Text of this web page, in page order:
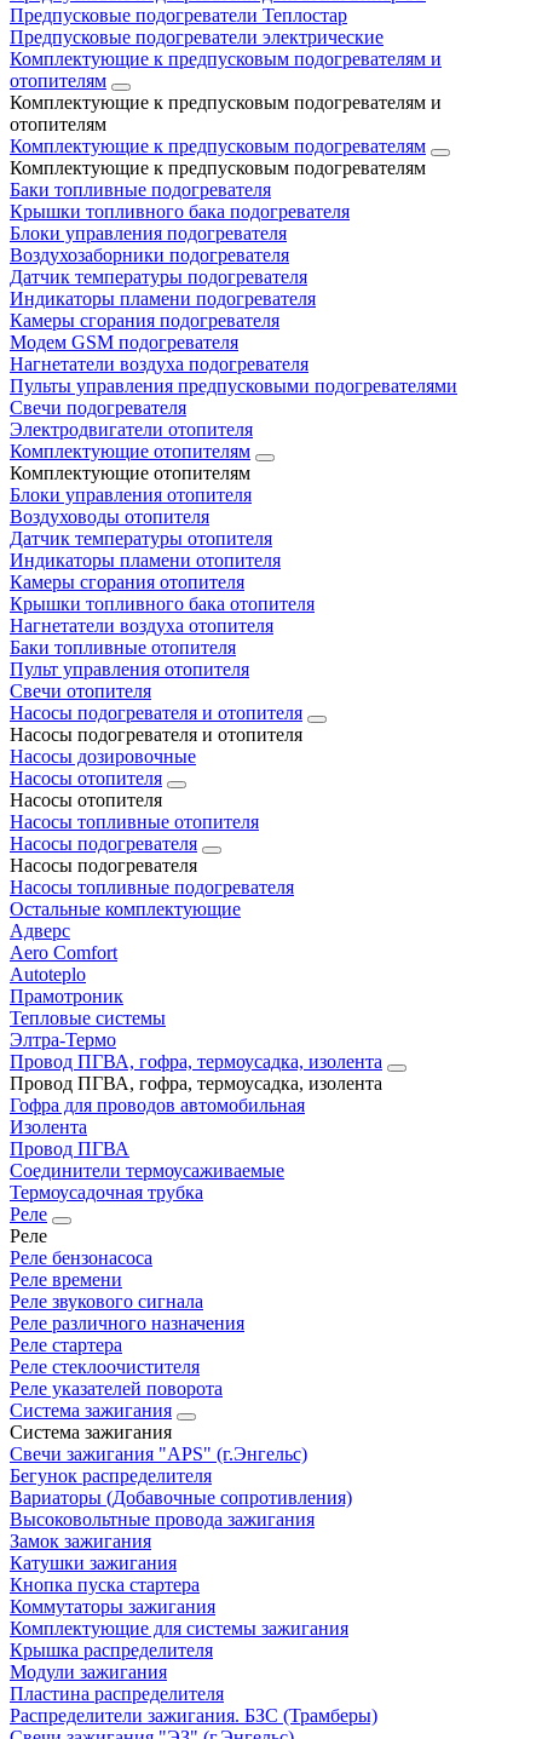
Предпусковые подогреватели Теплостар
Предпусковые подогреватели электрические
Комплектующие к предпусковым подогревателям и
отопителям
Комплектующие к предпусковым подогревателям и
отопителям
Комплектующие к предпусковым подогревателям
Комплектующие к предпусковым подогревателям
Баки топливные подогревателя
Крышки топливного бака подогревателя
Блоки управления подогревателя
Воздухозаборники подогревателя
Датчик температуры подогревателя
Индикаторы пламени подогревателя
Камеры сгорания подогревателя
Модем GSM подогревателя
Нагнетатели воздуха подогревателя
Пульты управления предпусковыми подогревателями
Свечи подогревателя
Электродвигатели отопителя
Комплектующие отопителям
Комплектующие отопителям
Блоки управления отопителя
Воздуховоды отопителя
Датчик температуры отопителя
Индикаторы пламени отопителя
Камеры сгорания отопителя
Крышки топливного бака отопителя
Нагнетатели воздуха отопителя
Баки топливные отопителя
Пульт управления отопителя
Свечи отопителя
Насосы подогревателя и отопителя
Насосы подогревателя и отопителя
Насосы дозировочные
Насосы отопителя
Насосы отопителя
Насосы топливные отопителя
Насосы подогревателя
Насосы подогревателя
Насосы топливные подогревателя
Остальные комплектующие
Адверс
Aero Comfort
Autoteplo
Прамотроник
Тепловые системы
Элтра-Термо
Провод ПГВА, гофра, термоусадка, изолента
Провод ПГВА, гофра, термоусадка, изолента
Гофра для проводов автомобильная
Изолента
Провод ПГВА
Соединители термоусаживаемые
Термоусадочная трубка
Реле
Реле
Реле бензонасоса
Реле времени
Реле звукового сигнала
Реле различного назначения
Реле стартера
Реле стеклоочистителя
Реле указателей поворота
Система зажигания
Система зажигания
Свечи зажигания "APS" (г.Энгельс)
Бегунок распределителя
Вариаторы (Добавочные сопротивления)
Высоковольтные провода зажигания
Замок зажигания
Катушки зажигания
Кнопка пуска стартера
Коммутаторы зажигания
Комплектующие для системы зажигания
Крышка распределителя
Модули зажигания
Пластина распределителя
Распределители зажигания. БЗС (Трамберы)